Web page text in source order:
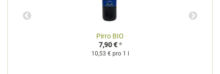
Pirro BIO
7,90 € *
10,53 € pro 1 l